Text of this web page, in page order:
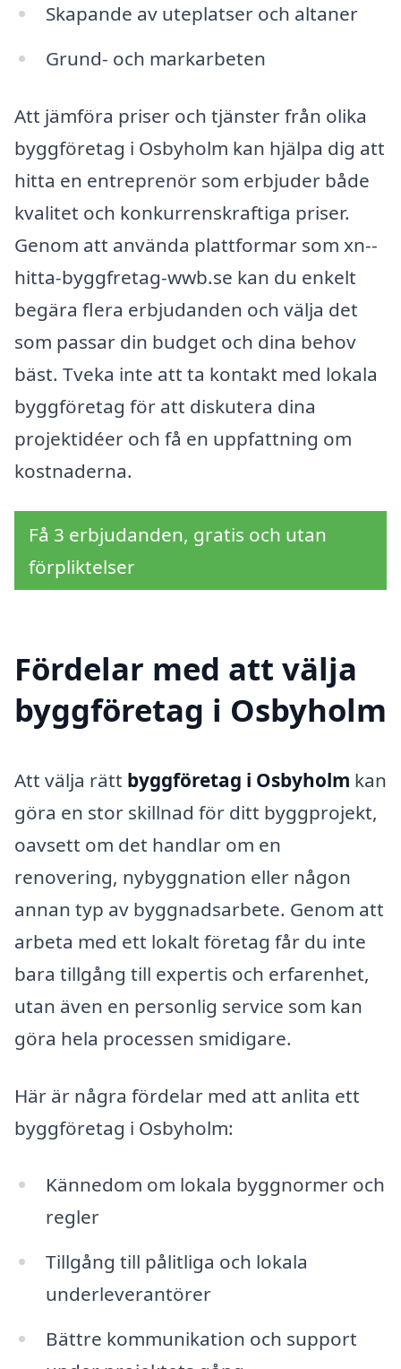
Skapande av uteplatser och altaner
Grund- och markarbeten
Att jämföra priser och tjänster från olika
byggföretag i Osbyholm kan hjälpa dig att
hitta en entreprenör som erbjuder både
kvalitet och konkurrenskraftiga priser.
Genom att använda plattformar som xn--
hitta-byggfretag-wwb.se kan du enkelt
begära flera erbjudanden och välja det
som passar din budget och dina behov
bäst. Tveka inte att ta kontakt med lokala
byggföretag för att diskutera dina
projektidéer och få en uppfattning om
kostnaderna.
Få 3 erbjudanden, gratis och utan
förpliktelser
Fördelar med att välja
byggföretag i Osbyholm
Att välja rätt byggföretag i Osbyholm kan
göra en stor skillnad för ditt byggprojekt,
oavsett om det handlar om en
renovering, nybyggnation eller någon
annan typ av byggnadsarbete. Genom att
arbeta med ett lokalt företag får du inte
bara tillgång till expertis och erfarenhet,
utan även en personlig service som kan
göra hela processen smidigare.
Här är några fördelar med att anlita ett
byggföretag i Osbyholm:
Kännedom om lokala byggnormer och
regler
Tillgång till pålitliga och lokala
underleverantörer
Bättre kommunikation och support